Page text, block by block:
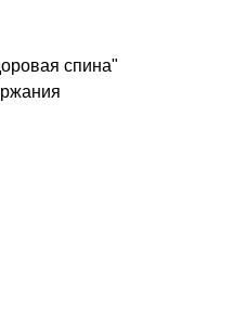
спина"